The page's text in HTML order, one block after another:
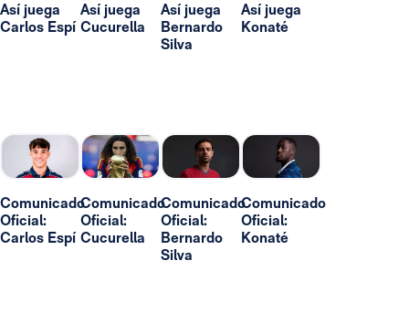
Así juega
Carlos Espí
Así juega
Cucurella
Así juega
Bernardo
Silva
Así juega
Konaté
Comunicado
Oficial:
Carlos Espí
Comunicado
Oficial:
Cucurella
Comunicado
Oficial:
Bernardo
Silva
Comunicado
Oficial:
Konaté